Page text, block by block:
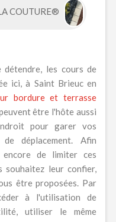
COUTURE®
les cours de
ici, à Saint Brieuc en
bordure et terrasse
être l'hôte aussi
pour garer vos
déplacement. Afin
de limiter ces
souhaitez leur confier,
être proposées. Par
à l'utilisation de
utiliser le même